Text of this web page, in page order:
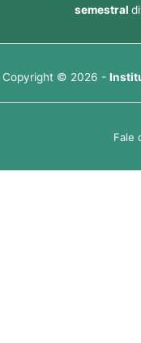
semestral
Copyright © 2026 -
Fale